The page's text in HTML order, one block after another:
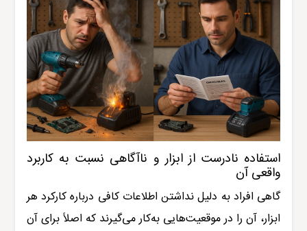
استفاده نادرست از ابزار و ناآگاهی نسبت به کاربرد
واقعی آن
گاهی افراد به دلیل نداشتن اطلاعات کافی درباره کارکرد هر
ابزار، آن را در موقعیت‌هایی به‌کار می‌گیرند که اصلاً برای آن